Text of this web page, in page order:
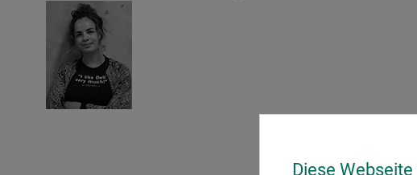
Diese